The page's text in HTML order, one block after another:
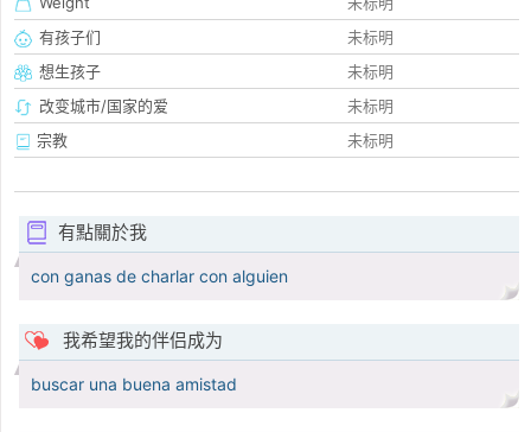
有孩子们
未标明
想生孩子
未标明
改变城市/国家的爱
未标明
宗教
未标明
有點關於我
con ganas de charlar con alguien
我希望我的伴侣成为
buscar una buena amistad